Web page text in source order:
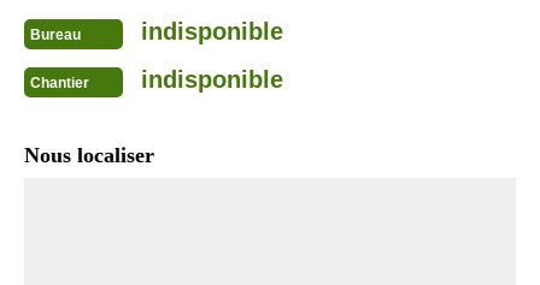
Bureau indisponible
Chantier indisponible
Nous localiser